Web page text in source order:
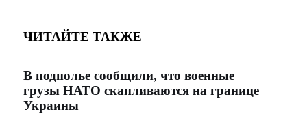
ЧИТАЙТЕ ТАКЖЕ
В подполье сообщили, что военные
грузы НАТО скапливаются на границе
Украины